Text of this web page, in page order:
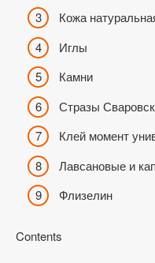
Кожа
Иглы
Камни
Стразы
Клей момент
Лавсановые и
Флизелин
Contents